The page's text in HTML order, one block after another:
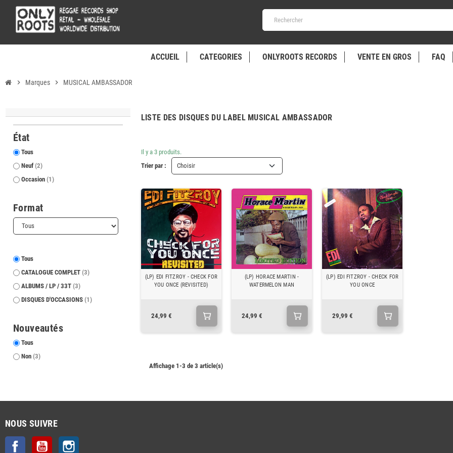
ACCUEIL CATEGORIES ONLYROOTS RECORDS VENTE EN GROS FAQ
chevron_right Marques chevron_right MUSICAL AMBASSADOR
État
Tous
Neuf (2)
Occasion (1)
Format
Tous
CATALOGUE COMPLET (3)
ALBUMS / LP / 33T (3)
DISQUES D'OCCASIONS (1)
Nouveautés
Tous
Non (3)
LISTE DES DISQUES DU LABEL MUSICAL AMBASSADOR
Trier par : Choisir
Il y a 3 produits.
(LP) EDI FITZROY - CHECK FOR
YOU ONCE (REVISITED)
24,99 €
(LP) HORACE MARTIN -
WATERMELON MAN
24,99 €
(LP) EDI FITZROY - CHECK FOR
YOU ONCE
29,99 €
Affichage 1-3 de 3 article(s)
NOUS SUIVRE
Facebook YouTube